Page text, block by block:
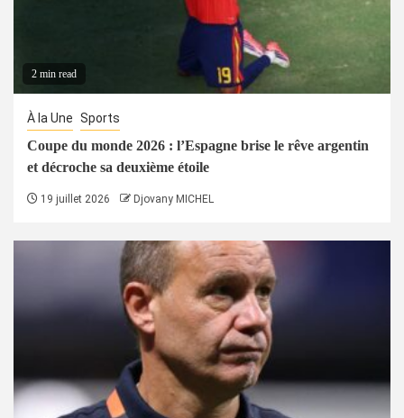
2 min read
À la Une Sports
Coupe du monde 2026 : l’Espagne brise le rêve argentin
et décroche sa deuxième étoile
19 juillet 2026 Djovany MICHEL